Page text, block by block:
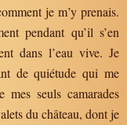
je m’y prenais.
pendant qu’il s’en
dans l’eau vive. Je
de quiétude qui me
mes seuls camarades
du château, dont je